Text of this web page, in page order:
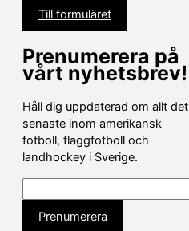
Till formuläret
Prenumerera på
vårt nyhetsbrev!
Håll dig uppdaterad om allt det
senaste inom amerikansk
fotboll, flaggfotboll och
landhockey i Sverige.